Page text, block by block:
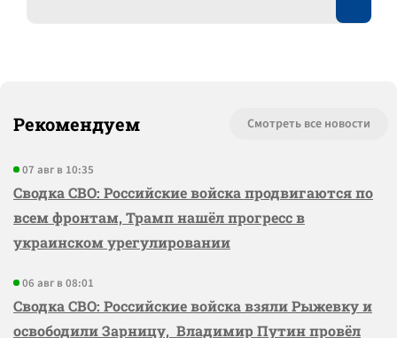
Рекомендуем Смотреть все новости
07 авг в 10:35
Сводка СВО: Российские войска продвигаются по
всем фронтам, Трамп нашёл прогресс в
украинском урегулировании
06 авг в 08:01
Сводка СВО: Российские войска взяли Рыжевку и
освободили Зарницу, Владимир Путин провёл